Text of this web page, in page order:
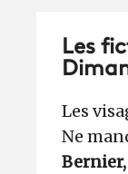
Les
Les
Ne